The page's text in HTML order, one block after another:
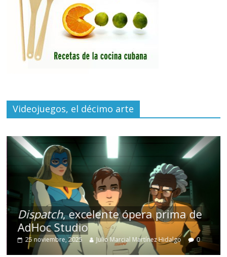
Videojuegos, el décimo arte
Dispatch, excelente ópera prima de
AdHoc Studio
25 noviembre, 2025 Julio Marcial Martínez Hidalgo 0